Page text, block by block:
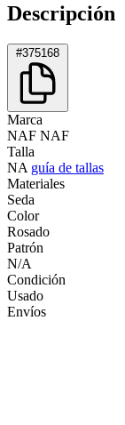
Descripción
#375168
Marca
NAF NAF
Talla
NA guía de tallas
Materiales
Seda
Color
Rosado
Patrón
N/A
Condición
Usado
Envíos